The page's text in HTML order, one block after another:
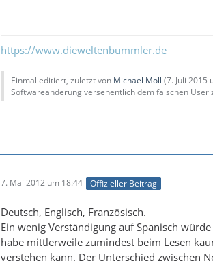
https://www.dieweltenbummler.de
Einmal editiert, zuletzt von Michael Moll (7. Juli 2015
Softwareänderung versehentlich dem falschen User
7. Mai 2012 um 18:44 Offizieller Beitrag
Deutsch, Englisch, Französisch.
Ein wenig Verständigung auf Spanisch
habe mittlerweile zumindest beim Lesen
verstehen kann. Der Unterschied zwischen